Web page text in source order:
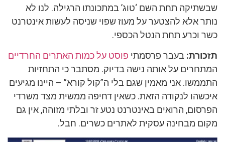
שבשתיקה תחת השם ‘טוג’ במתכונתו הרגילה. לנו לא
נותר אלא להצטער על מעוז שפוי שניסה לעשות אינטרנט
כשר וכרע תחת הנטל הכספי.
תזכורת: בעבר פרסמתי פוסט על כמות האתרים החרדיים
המתחרים על אותה נישה בדיוק. מסתבר כי התחזיות
התממשו. אני מאמין שגם בלי ה”קול קורא” – היינו מגיעים
איכשהו לנקודה הזאת. כשאין דחיפה ממשית מצד משרדי
הפרסום, הרואים באינטרנט נטע זר ובלתי מזוהה, אין גם
מקום מבחינה עסקית לאתרים כשרים. חבל.